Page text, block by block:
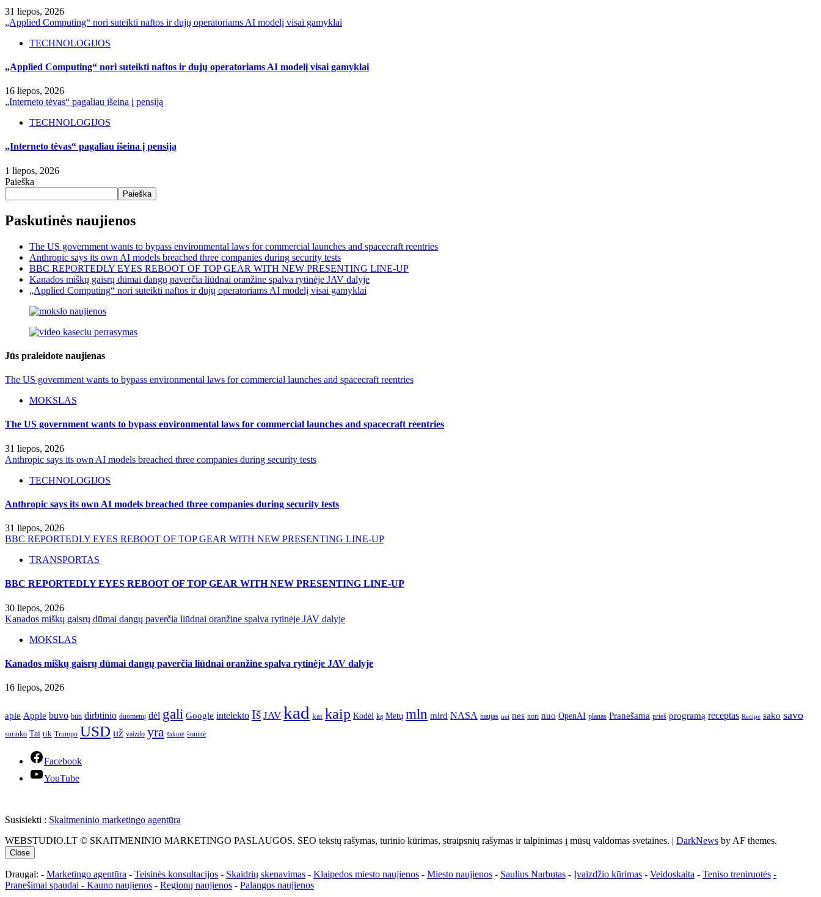
31 liepos, 2026
„Applied Computing“ nori suteikti naftos ir dujų operatoriams AI modelį visai gamyklai
TECHNOLOGIJOS
„Applied Computing“ nori suteikti naftos ir dujų operatoriams AI modelį visai gamyklai
16 liepos, 2026
„Interneto tėvas“ pagaliau išeina į pensiją
TECHNOLOGIJOS
„Interneto tėvas“ pagaliau išeina į pensiją
1 liepos, 2026
Paieška
Paieška
Paskutinės naujienos
The US government wants to bypass environmental laws for commercial launches and spacecraft reentries
Anthropic says its own AI models breached three companies during security tests
BBC REPORTEDLY EYES REBOOT OF TOP GEAR WITH NEW PRESENTING LINE-UP
Kanados miškų gaisrų dūmai dangų paverčia liūdnai oranžine spalva rytinėje JAV dalyje
„Applied Computing“ nori suteikti naftos ir dujų operatoriams AI modelį visai gamyklai
Jūs praleidote naujienas
The US government wants to bypass environmental laws for commercial launches and spacecraft reentries
MOKSLAS
The US government wants to bypass environmental laws for commercial launches and spacecraft reentries
31 liepos, 2026
Anthropic says its own AI models breached three companies during security tests
TECHNOLOGIJOS
Anthropic says its own AI models breached three companies during security tests
31 liepos, 2026
BBC REPORTEDLY EYES REBOOT OF TOP GEAR WITH NEW PRESENTING LINE-UP
TRANSPORTAS
BBC REPORTEDLY EYES REBOOT OF TOP GEAR WITH NEW PRESENTING LINE-UP
30 liepos, 2026
Kanados miškų gaisrų dūmai dangų paverčia liūdnai oranžine spalva rytinėje JAV dalyje
MOKSLAS
Kanados miškų gaisrų dūmai dangų paverčia liūdnai oranžine spalva rytinėje JAV dalyje
16 liepos, 2026
apie Apple buvo būti dirbtinio duomenų dėl gali Google intelekto Iš JAV kad kai kaip Kodėl ką Metų mln mlrd NASA naujas nei nes nori nuo OpenAI planas Pranešama prieš programą receptas Recipe sako savo
surinko Tai tik Trumpo USD už vaizdo yra šakutė šoninė
Facebook
YouTube
Susisiekti : Skaitmeninio marketingo agentūra
WEBSTUDIO.LT © SKAITMENINIO MARKETINGO PASLAUGOS. SEO tekstų rašymas, turinio kūrimas, straipsnių rašymas ir talpinimas į mūsų valdomas svetaines. | DarkNews by AF themes.
Close
Draugai: - Marketingo agentūra - Teisinės konsultacijos - Skaidrių skenavimas - Klaipedos miesto naujienos - Miesto naujienos - Saulius Narbutas - Įvaizdžio kūrimas - Veidoskaita - Teniso treniruotės -
Pranešimai spaudai - Kauno naujienos - Regionų naujienos - Palangos naujienos